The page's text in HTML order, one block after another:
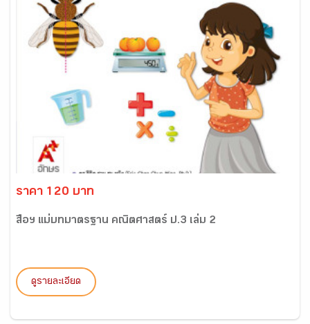
ราคา 120 บาท
สื่อฯ แม่บทมาตรฐาน คณิตศาสตร์ ป.3 เล่ม 2
ดูรายละเอียด